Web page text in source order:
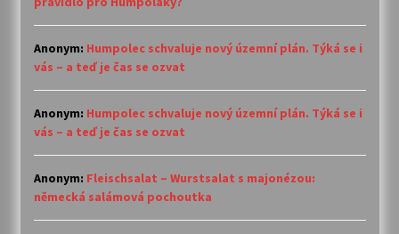
Anonym: Humpolec schvaluje nový územní plán. Týká se i
vás – a teď je čas se ozvat
Anonym: Humpolec schvaluje nový územní plán. Týká se i
vás – a teď je čas se ozvat
Anonym: Fleischsalat – Wurstsalat s majonézou:
německá salámová pochoutka